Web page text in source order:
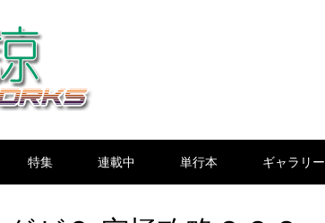
特集 連載中 単行本 ギャラリー